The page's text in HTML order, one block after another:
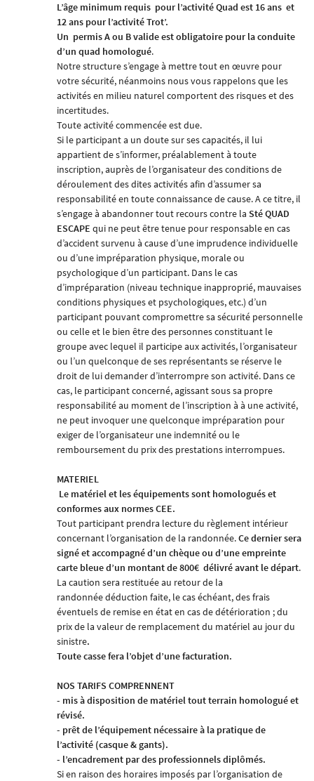
L’âge minimum requis pour l’activité Quad est 16 ans et
12 ans pour l’activité Trot’.
Un permis A ou B valide est obligatoire pour la conduite
d’un quad homologué.
Notre structure s’engage à mettre tout en œuvre pour
votre sécurité, néanmoins nous vous rappelons que les
activités en milieu naturel comportent des risques et des
incertitudes.
Toute activité commencée est due.
Si le participant a un doute sur ses capacités, il lui
appartient de s’informer, préalablement à toute
inscription, auprès de l’organisateur des conditions de
déroulement des dites activités afin d’assumer sa
responsabilité en toute connaissance de cause. A ce titre, il
s’engage à abandonner tout recours contre la StéQUAD
ESCAPE qui ne peut être tenue pour responsable en cas
d’accident survenu à cause d’une imprudence individuelle
ou d’une impréparation physique, morale ou
psychologique d’un participant. Dans le cas
d’impréparation (niveau technique inapproprié, mauvaises
conditions physiques et psychologiques, etc.) d’un
participant pouvant compromettre sa sécurité personnelle
ou celle et le bien être des personnes constituant le
groupe avec lequel il participe aux activités, l’organisateur
ou l’un quelconque de ses représentants se réserve le
droit de lui demander d’interrompre son activité. Dans ce
cas, le participant concerné, agissant sous sa propre
responsabilité au moment de l’inscription à à une activité,
ne peut invoquer une quelconque impréparation pour
exiger de l’organisateur une indemnité ou le
remboursement du prix des prestations interrompues.
MATERIEL
Le matériel et les équipements sont homologués et
conformes aux normes CEE.
Tout participant prendra lecture du règlement intérieur
concernant l’organisation de la randonnée.Ce dernier sera
signé et accompagné d’un chèque ou d’une empreinte
carte bleue d’un montant de 800€ délivré avant le départ.
La caution sera restituée au retour de la
randonnéedéduction faite, le cas échéant, des frais
éventuels de remise en état en cas de détérioration ; du
prix de la valeur de remplacement du matériel au jour du
sinistre.
Toute casse fera l’objet d’une facturation.
NOS TARIFS COMPRENNENT
- mis à disposition de matériel tout terrain homologué et
révisé.
- prêt de l’équipement nécessaire à la pratique de
l’activité (casque & gants).
- l’encadrement par des professionnels diplômés.
Si en raison des horaires imposés par l’organisation de